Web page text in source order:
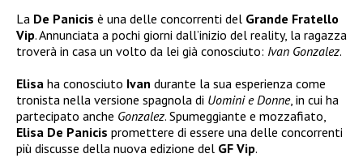
La De Panicis è una delle concorrenti del Grande Fratello
Vip. Annunciata a pochi giorni dall’inizio del reality, la ragazza
troverà in casa un volto da lei già conosciuto: Ivan Gonzalez.
Elisa ha conosciuto Ivan durante la sua esperienza come
tronista nella versione spagnola di Uomini e Donne, in cui ha
partecipato anche Gonzalez. Spumeggiante e mozzafiato,
Elisa De Panicis promettere di essere una delle concorrenti
più discusse della nuova edizione del GF Vip.